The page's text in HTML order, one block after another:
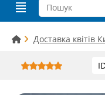
Доставка квітів